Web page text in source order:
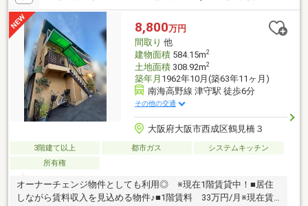
8,800万円
間取り 他
建物面積584.15m2
土地面積308.92m2
築年月 1962年10月(築63年11ヶ月)
南海高野線 津守駅 徒歩6分
その他の交通
大阪府大阪市西成区鶴見橋３
3階建て以上 都市ガス
システムキッチン
所有権
オーナーチェンジ物件としても利用◎ ※現在1階賃貸中！■居住
しながら賃料収入を見込める物件♪■1階賃料 33万円/月※現在賃